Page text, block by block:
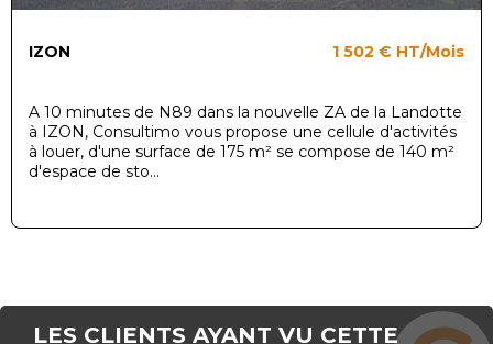
IZON 1 502 € HT/Mois
A 10 minutes de N89 dans la nouvelle ZA de la Landotte
à IZON, Consultimo vous propose une cellule d'activités
à louer, d'une surface de 175 m² se compose de 140 m²
d'espace de sto...
LES CLIENTS AYANT VU CETTE